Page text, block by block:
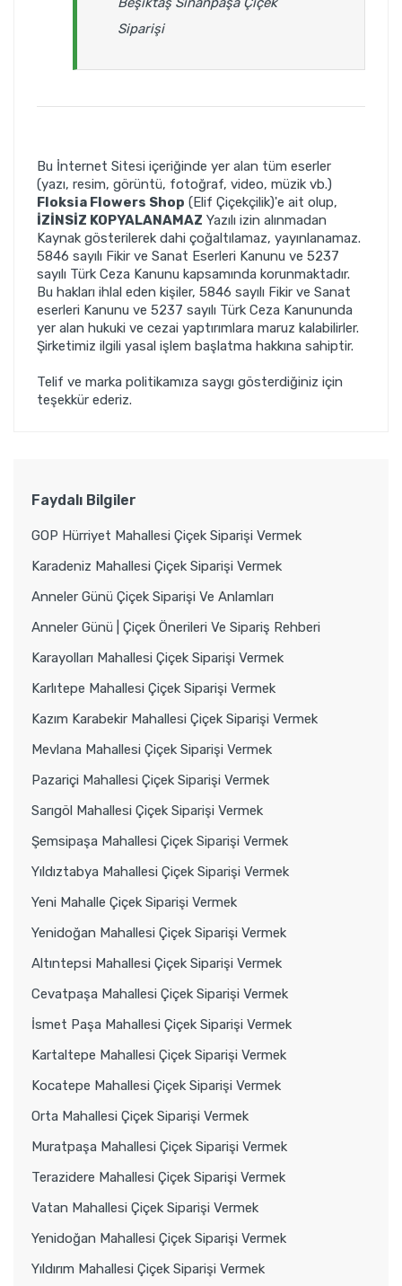
Faydalı Bilgiler
GOP Hürriyet Mahallesi Çiçek Siparişi Vermek
Karadeniz Mahallesi Çiçek Siparişi Vermek
Anneler Günü Çiçek Siparişi Ve Anlamları
Anneler Günü | Çiçek Önerileri Ve Sipariş Rehberi
Karayolları Mahallesi Çiçek Siparişi Vermek
Karlıtepe Mahallesi Çiçek Siparişi Vermek
Kazım Karabekir Mahallesi Çiçek Siparişi Vermek
Mevlana Mahallesi Çiçek Siparişi Vermek
Pazariçi Mahallesi Çiçek Siparişi Vermek
Sarıgöl Mahallesi Çiçek Siparişi Vermek
Şemsipaşa Mahallesi Çiçek Siparişi Vermek
Yıldıztabya Mahallesi Çiçek Siparişi Vermek
Yeni Mahalle Çiçek Siparişi Vermek
Yenidoğan Mahallesi Çiçek Siparişi Vermek
Altıntepsi Mahallesi Çiçek Siparişi Vermek
Cevatpaşa Mahallesi Çiçek Siparişi Vermek
İsmet Paşa Mahallesi Çiçek Siparişi Vermek
Kartaltepe Mahallesi Çiçek Siparişi Vermek
Kocatepe Mahallesi Çiçek Siparişi Vermek
Orta Mahallesi Çiçek Siparişi Vermek
Muratpaşa Mahallesi Çiçek Siparişi Vermek
Terazidere Mahallesi Çiçek Siparişi Vermek
Vatan Mahallesi Çiçek Siparişi Vermek
Yenidoğan Mahallesi Çiçek Siparişi Vermek
Yıldırım Mahallesi Çiçek Siparişi Vermek
Siparişi
Bu İnternet Sitesi içeriğinde yer alan tüm eserler
(yazı, resim, görüntü, fotoğraf, video, müzik vb.)
Floksia Flowers Shop (Elif Çiçekçilik)'e ait olup,
İZİNSİZ KOPYALANAMAZ Yazılı izin alınmadan
Kaynak gösterilerek dahi çoğaltılamaz, yayınlanamaz.
5846 sayılı Fikir ve Sanat Eserleri Kanunu ve 5237
sayılı Türk Ceza Kanunu kapsamında korunmaktadır.
Bu hakları ihlal eden kişiler, 5846 sayılı Fikir ve Sanat
eserleri Kanunu ve 5237 sayılı Türk Ceza Kanununda
yer alan hukuki ve cezai yaptırımlara maruz kalabilirler.
Şirketimiz ilgili yasal işlem başlatma hakkına sahiptir.
Telif ve marka politikamıza saygı gösterdiğiniz için
teşekkür ederiz.